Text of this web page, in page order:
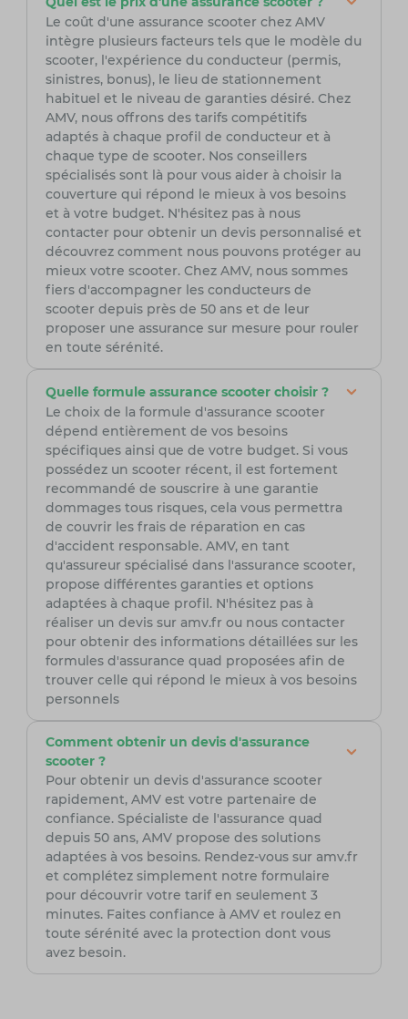
Le coût d'une assurance scooter chez AMV
intègre plusieurs facteurs tels que le modèle du
scooter, l'expérience du conducteur (permis,
sinistres, bonus), le lieu de stationnement
habituel et le niveau de garanties désiré. Chez
AMV, nous offrons des tarifs compétitifs
adaptés à chaque profil de conducteur et à
chaque type de scooter. Nos conseillers
spécialisés sont là pour vous aider à choisir la
couverture qui répond le mieux à vos besoins
et à votre budget. N'hésitez pas à nous
contacter pour obtenir un devis personnalisé et
découvrez comment nous pouvons protéger au
mieux votre scooter. Chez AMV, nous sommes
fiers d'accompagner les conducteurs de
scooter depuis près de 50 ans et de leur
proposer une assurance sur mesure pour rouler
en toute sérénité.
Quelle formule assurance scooter choisir ?
Le choix de la formule d'assurance scooter
dépend entièrement de vos besoins
spécifiques ainsi que de votre budget. Si vous
possédez un scooter récent, il est fortement
recommandé de souscrire à une garantie
dommages tous risques, cela vous permettra
de couvrir les frais de réparation en cas
d'accident responsable. AMV, en tant
qu'assureur spécialisé dans l'assurance scooter,
propose différentes garanties et options
adaptées à chaque profil. N'hésitez pas à
réaliser un devis sur amv.fr ou nous contacter
pour obtenir des informations détaillées sur les
formules d'assurance quad proposées afin de
trouver celle qui répond le mieux à vos besoins
personnels
Comment obtenir un devis d'assurance
scooter ?
Pour obtenir un devis d'assurance scooter
rapidement, AMV est votre partenaire de
confiance. Spécialiste de l'assurance quad
depuis 50 ans, AMV propose des solutions
adaptées à vos besoins. Rendez-vous sur amv.fr
et complétez simplement notre formulaire
pour découvrir votre tarif en seulement 3
minutes. Faites confiance à AMV et roulez en
toute sérénité avec la protection dont vous
avez besoin.